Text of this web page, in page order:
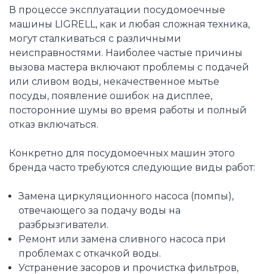
В процессе эксплуатации посудомоечные
машины LIGRELL, как и любая сложная техника,
могут сталкиваться с различными
неисправностями. Наиболее частые причины
вызова мастера включают проблемы с подачей
или сливом воды, некачественное мытье
посуды, появление ошибок на дисплее,
посторонние шумы во время работы и полный
отказ включаться.
Конкретно для посудомоечных машин этого
бренда часто требуются следующие виды работ:
Замена циркуляционного насоса (помпы),
отвечающего за подачу воды на
разбрызгиватели.
Ремонт или замена сливного насоса при
проблемах с откачкой воды.
Устранение засоров и прочистка фильтров,